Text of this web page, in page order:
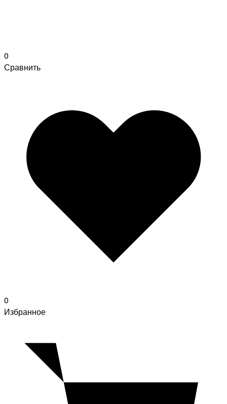
0
Сравнить
0
Избранное